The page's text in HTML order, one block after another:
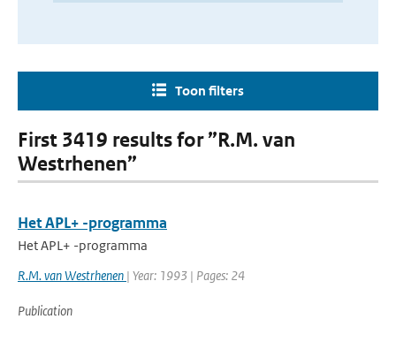
Toon filters
First 3419 results for ”R.M. van
Westrhenen”
Het APL+ -programma
Het APL+ -programma
R.M. van Westrhenen | Year: 1993 | Pages: 24
Publication